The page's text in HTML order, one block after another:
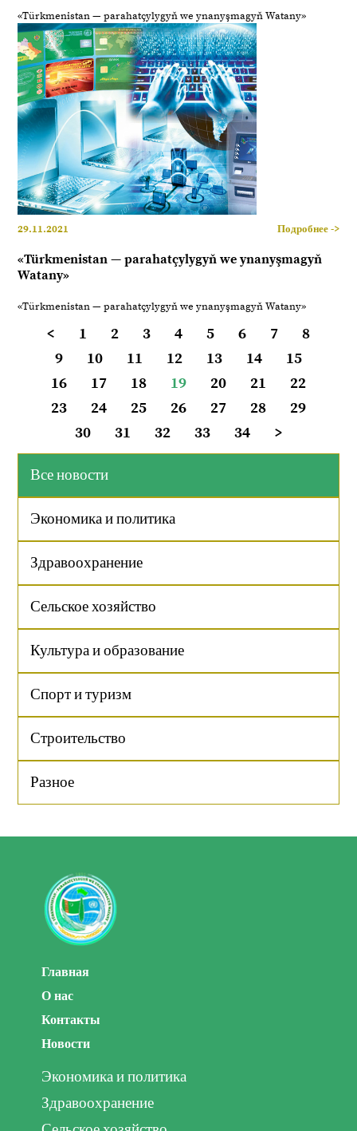
«Türkmenistan — parahatçylygyň we ynanyşmagyň Watany»
29.11.2021 Подробнее ->
«Türkmenistan — parahatçylygyň we ynanyşmagyň
Watany»
«Türkmenistan — parahatçylygyň we ynanyşmagyň Watany»
< 1 2 3 4 5 6 7
8
9
10 11 12 13 14
15
16
17 18 19 20 21
22
23
24 25 26 27 28
29
30
31 32 33 34 >
Все новости
Экономика и политика
Здравоохранение
Сельское хозяйство
Культура и образование
Спорт и туризм
Строительство
Разное
Главная
О нас
Контакты
Новости
Экономика и политика
Здравоохранение